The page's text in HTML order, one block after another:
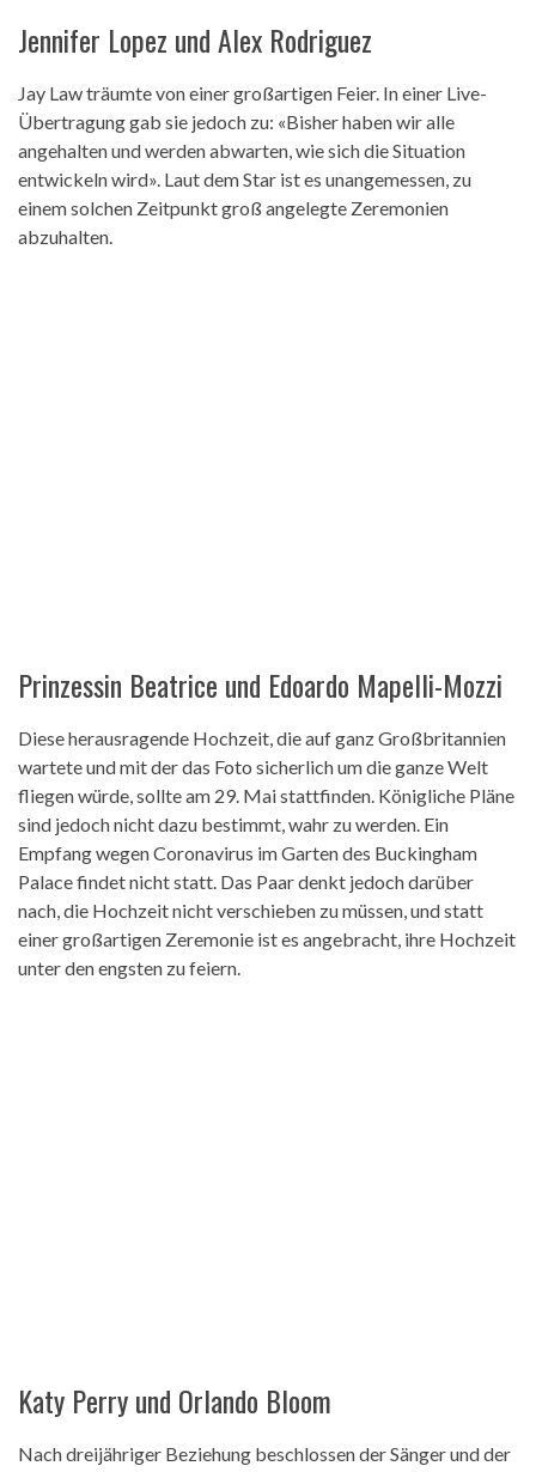
Jennifer Lopez und Alex Rodriguez
Jay Law träumte von einer großartigen Feier. In einer Live-
Übertragung gab sie jedoch zu: «Bisher haben wir alle
angehalten und werden abwarten, wie sich die Situation
entwickeln wird». Laut dem Star ist es unangemessen, zu
einem solchen Zeitpunkt groß angelegte Zeremonien
abzuhalten.
Prinzessin Beatrice und Edoardo Mapelli-Mozzi
Diese herausragende Hochzeit, die auf ganz Großbritannien
wartete und mit der das Foto sicherlich um die ganze Welt
fliegen würde, sollte am 29. Mai stattfinden. Königliche Pläne
sind jedoch nicht dazu bestimmt, wahr zu werden. Ein
Empfang wegen Coronavirus im Garten des Buckingham
Palace findet nicht statt. Das Paar denkt jedoch darüber
nach, die Hochzeit nicht verschieben zu müssen, und statt
einer großartigen Zeremonie ist es angebracht, ihre Hochzeit
unter den engsten zu feiern.
Katy Perry und Orlando Bloom
Nach dreijähriger Beziehung beschlossen der Sänger und der